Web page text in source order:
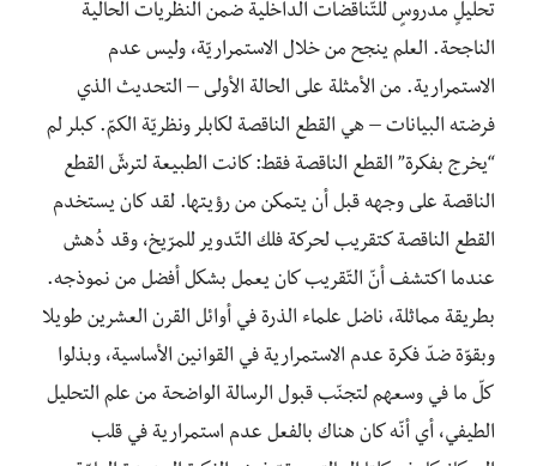
تحليلٍ مدروسٍ للتّناقضات الداخلية ضمن النظريات الحالية
الناجحة. العلم ينجح من خلال الاستمراريّة، وليس عدم
الاستمرارية. من الأمثلة على الحالة الأولى – التحديث الذي
فرضته البيانات – هي القطع الناقصة لكابلر ونظريّة الكمّ. كبلر لم
“يخرج بفكرة” القطع الناقصة فقط: كانت الطبيعة لترشّ القطع
الناقصة على وجهه قبل أن يتمكن من رؤيتها. لقد كان يستخدم
القطع الناقصة كتقريب لحركة فلك التّدوير للمرّيخ، وقد دُهش
عندما اكتشف أنّ التّقريب كان يعمل بشكل أفضل من نموذجه.
بطريقة مماثلة، ناضل علماء الذرة في أوائل القرن العشرين طويلا
وبقوّة ضدّ فكرة عدم الاستمرارية في القوانين الأساسية، وبذلوا
كلّ ما في وسعهم لتجنّب قبول الرسالة الواضحة من علم التحليل
الطيفي، أي أنّه كان هناك بالفعل عدم استمرارية في قلب